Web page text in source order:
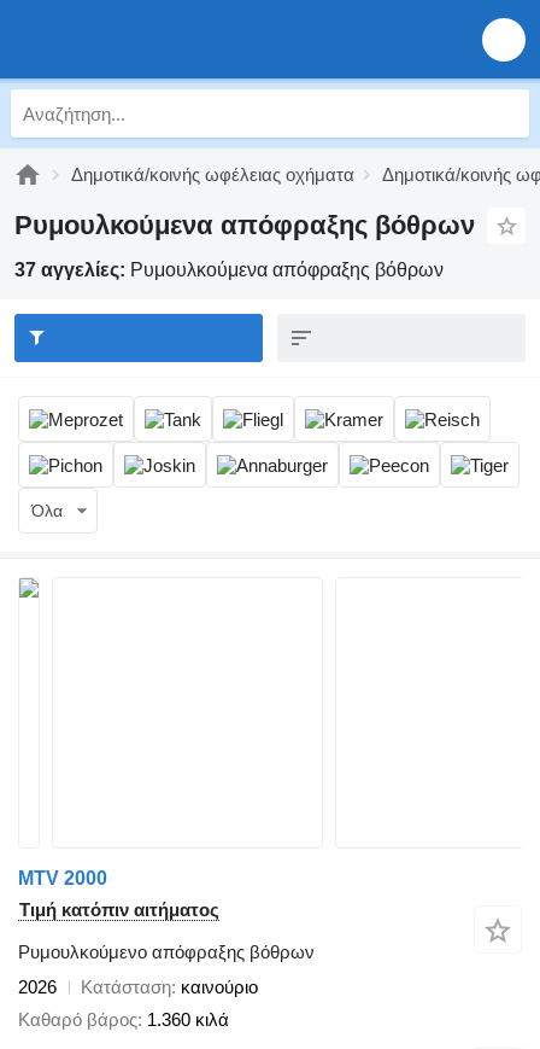
Δημοτικά/κοινής ωφέλειας οχήματα Δημοτικά/κοινής
Ρυμουλκούμενα απόφραξης βόθρων
37 αγγελίες: Ρυμουλκούμενα απόφραξης βόθρων
Όλα
MTV 2000
Τιμή κατόπιν αιτήματος
Ρυμουλκούμενο απόφραξης βόθρων
2026
Κατάσταση καινούριο
Καθαρό βάρος 1.360 κιλά